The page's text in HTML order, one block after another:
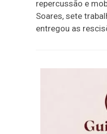
repercussão e
Soares, sete
entregou as